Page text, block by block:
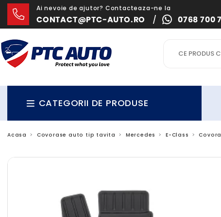
Ai nevoie de ajutor? Contacteaza-ne la
CONTACT@PTC-AUTO.RO / 0768 700
CATEGORII DE PRODUSE
Acasa Covorase auto tip tavita Mercedes E-Class